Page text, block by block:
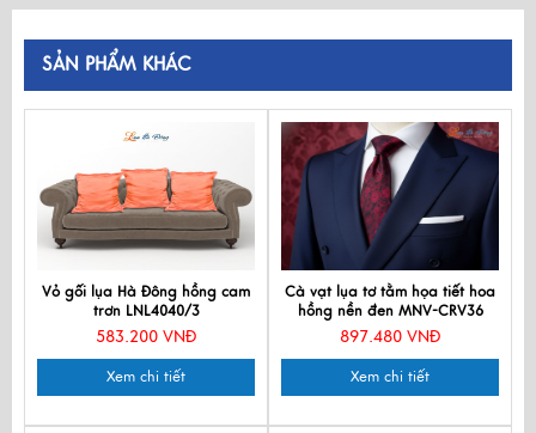
SẢN PHẨM KHÁC
Vỏ gối lụa Hà Đông hồng cam
trơn LNL4040/3
583.200 VNĐ
Xem chi tiết
Cà vạt lụa tơ tằm họa tiết hoa
hồng nền đen MNV-CRV36
897.480 VNĐ
Xem chi tiết